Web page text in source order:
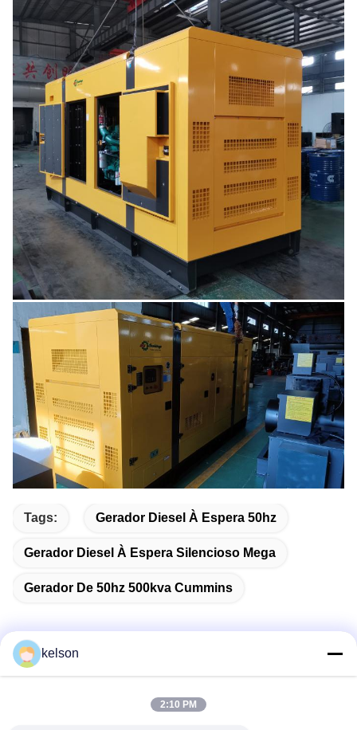
Tags: Gerador Diesel À Espera 50hz
Gerador Diesel À Espera Silencioso Mega
Gerador De 50hz 500kva Cummins
kelson
2:10 PM